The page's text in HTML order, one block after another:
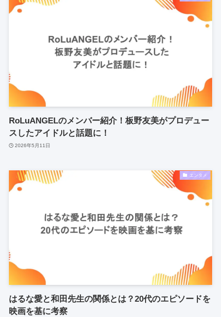
RoLuANGELのメンバー紹介！板野友美がプロデュー
スしたアイドルと話題に！
2026年5月11日
エンタメ
はるな愛と和田先生の関係とは？20代のエピソードを
映画を基に考察